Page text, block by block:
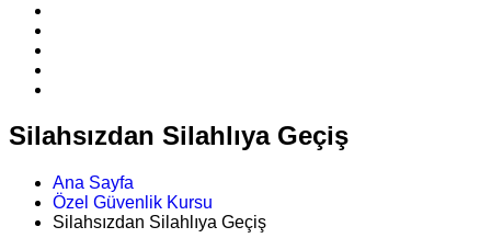
Silahsızdan Silahlıya Geçiş
Ana Sayfa
Özel Güvenlik Kursu
Silahsızdan Silahlıya Geçiş